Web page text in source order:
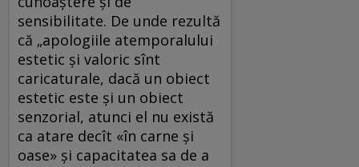
sensibilitate. De unde rezultă
că „apologiile atemporalului
estetic și valoric sînt
caricaturale, dacă un obiect
estetic este și un obiect
senzorial, atunci el nu există
ca atare decît «în carne și
oase» și capacitatea sa de a